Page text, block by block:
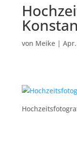
von Meike|